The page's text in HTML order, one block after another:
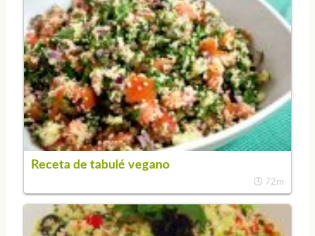
Receta de tabulé vegano
72m